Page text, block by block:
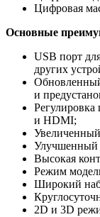
Цифровая
Основные
USB порт
других
и
Регулировка
и HDMI;
Улучшенный
Высокая
Режим
Широкий
2D и 3D